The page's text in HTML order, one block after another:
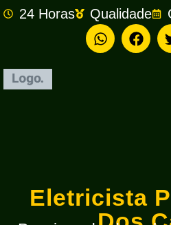
24 Horas Qualidade
Eletricista